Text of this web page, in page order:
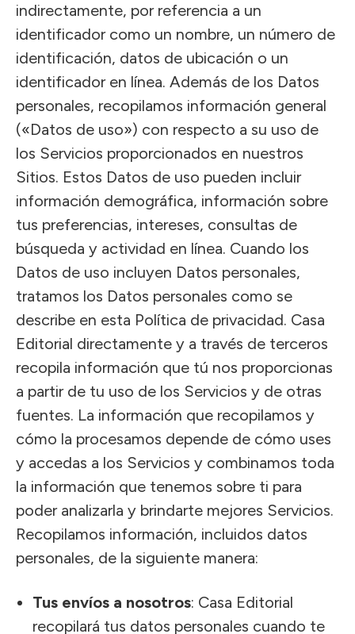
indirectamente, por referencia a un
identificador como un nombre, un número de
identificación, datos de ubicación o un
identificador en línea. Además de los Datos
personales, recopilamos información general
(«Datos de uso») con respecto a su uso de
los Servicios proporcionados en nuestros
Sitios. Estos Datos de uso pueden incluir
información demográfica, información sobre
tus preferencias, intereses, consultas de
búsqueda y actividad en línea. Cuando los
Datos de uso incluyen Datos personales,
tratamos los Datos personales como se
describe en esta Política de privacidad. Casa
Editorial directamente y a través de terceros
recopila información que tú nos proporcionas
a partir de tu uso de los Servicios y de otras
fuentes. La información que recopilamos y
cómo la procesamos depende de cómo uses
y accedas a los Servicios y combinamos toda
la información que tenemos sobre ti para
poder analizarla y brindarte mejores Servicios.
Recopilamos información, incluidos datos
personales, de la siguiente manera:
Tus envíos a nosotros: Casa Editorial
recopilará tus datos personales cuando te